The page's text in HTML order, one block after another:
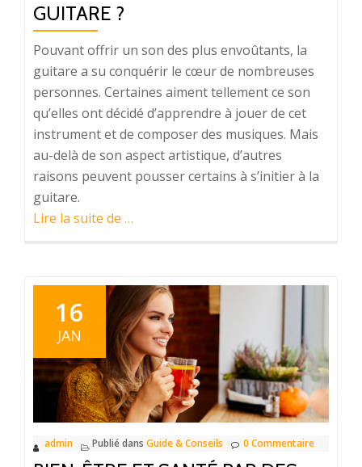
GUITARE ?
Pouvant offrir un son des plus envoûtants, la
guitare a su conquérir le cœur de nombreuses
personnes. Certaines aiment tellement ce son
qu’elles ont décidé d’apprendre à jouer de cet
instrument et de composer des musiques. Mais
au-delà de son aspect artistique, d’autres
raisons peuvent pousser certains à s’initier à la
guitare.
Lire la suite de à
la
guitare ?
…
16
JAN
admin Publié dans Guide & Conseils 0 Commentaire